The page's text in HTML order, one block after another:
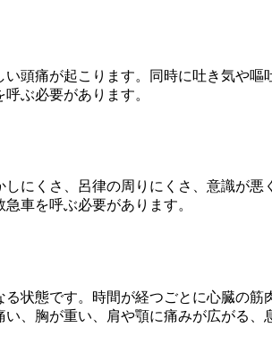
頭痛が起こります。同時に吐き気や
ぶ必要があります。
にくさ、呂律の周りにくさ、意識が
車を呼ぶ必要があります。
状態です。時間が経つごとに心臓の
、胸が重い、肩や顎に痛みが広がる